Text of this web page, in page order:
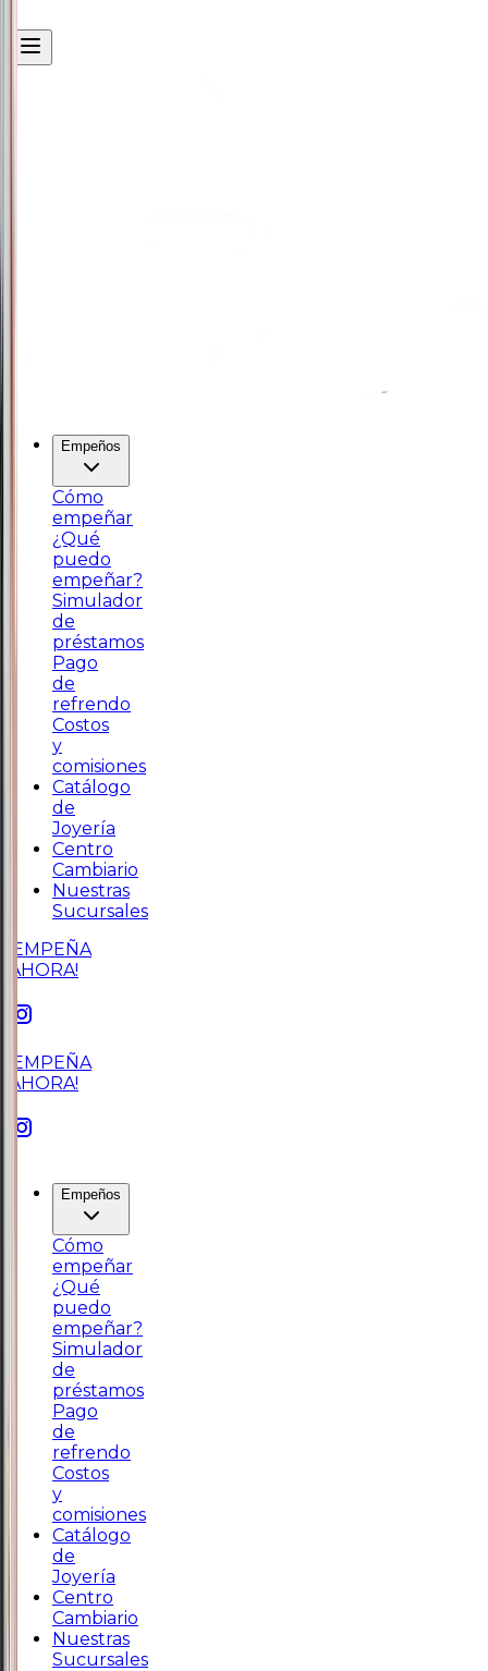
Empeños
Cómo
empeñar
¿Qué
puedo
empeñar?
Simulador
de
préstamos
Pago
de
refrendo
Costos
y
comisiones
Catálogo
de
Joyería
Centro
Cambiario
Nuestras
Sucursales
¡EMPEÑA
AHORA!
¡EMPEÑA
AHORA!
Empeños
Cómo
empeñar
¿Qué
puedo
empeñar?
Simulador
de
préstamos
Pago
de
refrendo
Costos
y
comisiones
Catálogo
de
Joyería
Centro
Cambiario
Nuestras
Sucursales